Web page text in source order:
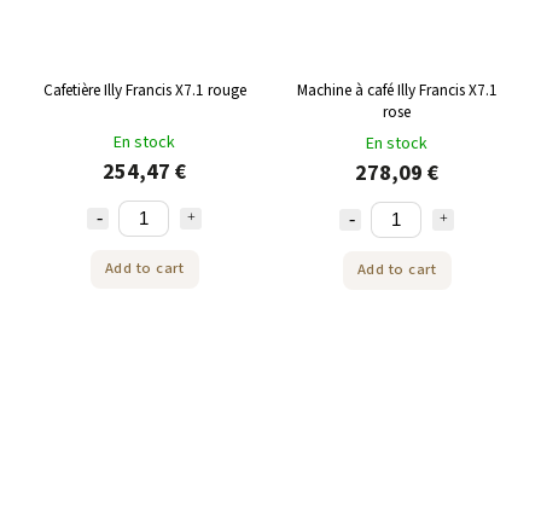
Cafetière Illy Francis X7.1 rouge
En stock
254,47 €
Add to cart
Machine à café Illy Francis X7.1
rose
En stock
278,09 €
Add to cart